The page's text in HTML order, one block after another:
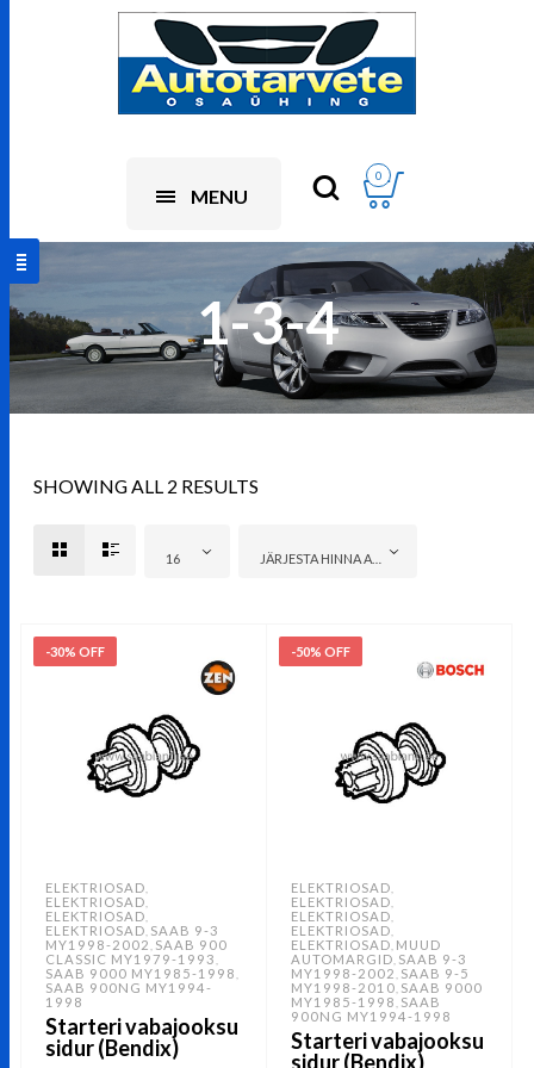
MENU
0
1-3-4
SHOWING ALL 2 RESULTS
16 JÄRJESTA HINNA ALUSEL: ODAVAMAST KALLIMANI
-30% OFF
ELEKTRIOSAD
ELEKTRIOSAD
ELEKTRIOSAD
ELEKTRIOSAD SAAB 9-3
MY1998-2002 SAAB 900
CLASSIC MY1979-1993
SAAB 9000 MY1985-1998
SAAB 900NG MY1994-
1998
Starteri vabajooksu
sidur (Bendix)
-50% OFF
ELEKTRIOSAD
ELEKTRIOSAD
ELEKTRIOSAD
ELEKTRIOSAD
ELEKTRIOSAD MUUD
AUTOMARGID SAAB 9-3
MY1998-2002 SAAB 9-5
MY1998-2010 SAAB 9000
MY1985-1998 SAAB
900NG MY1994-1998
Starteri vabajooksu
sidur (Bendix)